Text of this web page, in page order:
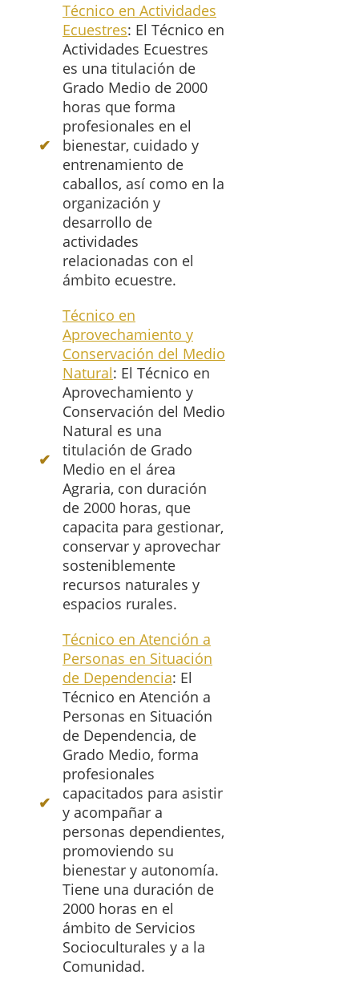
Técnico en Actividades
Ecuestres: El Técnico en
Actividades Ecuestres
es una titulación de
Grado Medio de 2000
horas que forma
profesionales en el
bienestar, cuidado y
entrenamiento de
caballos, así como en la
organización y
desarrollo de
actividades
relacionadas con el
ámbito ecuestre.
Técnico en
Aprovechamiento y
Conservación del Medio
Natural: El Técnico en
Aprovechamiento y
Conservación del Medio
Natural es una
titulación de Grado
Medio en el área
Agraria, con duración
de 2000 horas, que
capacita para gestionar,
conservar y aprovechar
sosteniblemente
recursos naturales y
espacios rurales.
Técnico en Atención a
Personas en Situación
de Dependencia: El
Técnico en Atención a
Personas en Situación
de Dependencia, de
Grado Medio, forma
profesionales
capacitados para asistir
y acompañar a
personas dependientes,
promoviendo su
bienestar y autonomía.
Tiene una duración de
2000 horas en el
ámbito de Servicios
Socioculturales y a la
Comunidad.